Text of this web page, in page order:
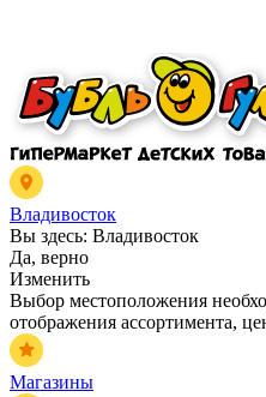
Владивосток
Вы здесь: Владивосток
Да, верно
Изменить
Выбор местоположения
отображения ассортимента,
Магазины